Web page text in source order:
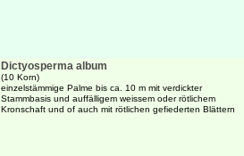
Dictyosperma album
(10 Korn)
einzelstämmige Palme bis ca. 10 m mit verdickter
Stammbasis und auffälligem weissem oder rötlichem
Kronschaft und of auch mit rötlichen gefiederten Blättern